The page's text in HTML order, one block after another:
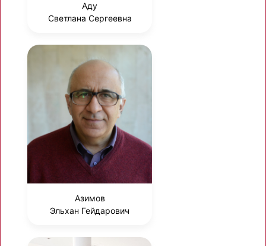
Аду
Светлана Сергеевна
Азимов
Эльхан Гейдарович